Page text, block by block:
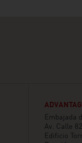
Embajada
Av. Calle
Edificio